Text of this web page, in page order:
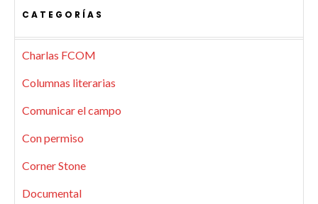
CATEGORÍAS
Charlas FCOM
Columnas literarias
Comunicar el campo
Con permiso
Corner Stone
Documental